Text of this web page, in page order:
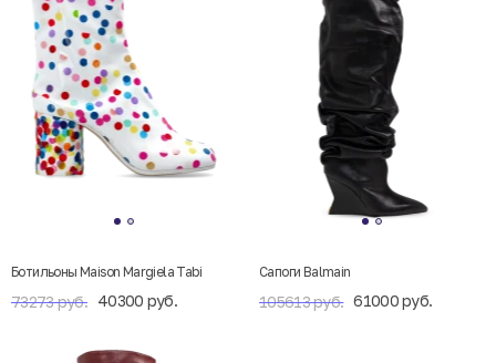
Ботильоны Maison Margiela Tabi
73273 руб. 40300 руб.
Сапоги Balmain
105613 руб. 61000 руб.